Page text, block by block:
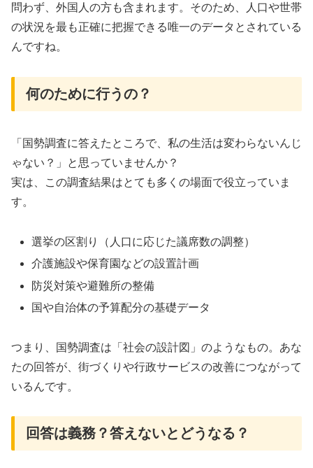
問わず、外国人の方も含まれます。そのため、人口や世帯
の状況を最も正確に把握できる唯一のデータとされている
んですね。
何のために行うの？
「国勢調査に答えたところで、私の生活は変わらないんじ
ゃない？」と思っていませんか？
実は、この調査結果はとても多くの場面で役立っていま
す。
選挙の区割り（人口に応じた議席数の調整）
介護施設や保育園などの設置計画
防災対策や避難所の整備
国や自治体の予算配分の基礎データ
つまり、国勢調査は「社会の設計図」のようなもの。あな
たの回答が、街づくりや行政サービスの改善につながって
いるんです。
回答は義務？答えないとどうなる？